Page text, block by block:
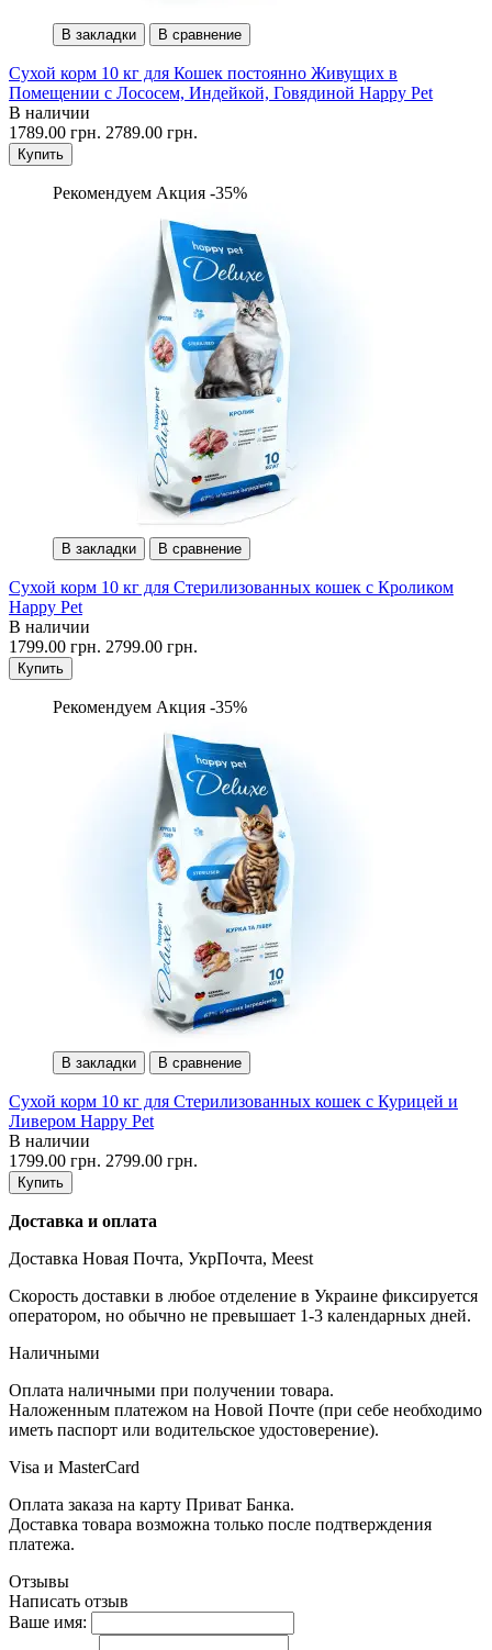
В закладки В сравнение
Сухой корм 10 кг для Кошек постоянно Живущих в
Помещении с Лососем, Индейкой, Говядиной Happy Pet
В наличии
1789.00 грн. 2789.00 грн.
Купить
Рекомендуем Акция -35%
В закладки В сравнение
Сухой корм 10 кг для Стерилизованных кошек с Кроликом
Happy Pet
В наличии
1799.00 грн. 2799.00 грн.
Купить
Рекомендуем Акция -35%
В закладки В сравнение
Сухой корм 10 кг для Стерилизованных кошек с Курицей и
Ливером Happy Pet
В наличии
1799.00 грн. 2799.00 грн.
Купить
Доставка и оплата
Доставка Новая Почта, УкрПочта, Meest
Скорость доставки в любое отделение в Украине фиксируется
оператором, но обычно не превышает 1-3 календарных дней.
Наличными
Оплата наличными при получении товара.
Наложенным платежом на Новой Почте (при себе необходимо
иметь паспорт или водительское удостоверение).
Visa и MasterCard
Оплата заказа на карту Приват Банка.
Доставка товара возможна только после подтверждения
платежа.
Отзывы
Написать отзыв
Ваше имя: